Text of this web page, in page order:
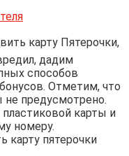
карту Пятерочки,
дадим
способов
Отметим, что
не предусмотрено.
карты и
номеру.
карту пятерочки